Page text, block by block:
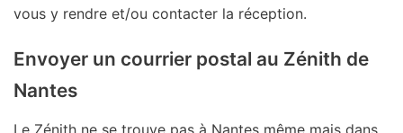
vous y rendre et/ou contacter la réception.
Envoyer un courrier postal au Zénith de
Nantes
Le Zénith ne se trouve pas à Nantes même mais dans